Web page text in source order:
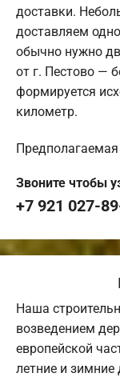
доставки.
доставляем
обычно нужно
от г. Пестово —
формируется
километр.
Звоните чтобы
+7 921 027-
Наша
возведением
европейской
летние и